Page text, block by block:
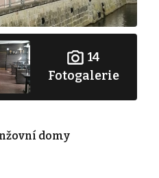
14
Fotogalerie
domy